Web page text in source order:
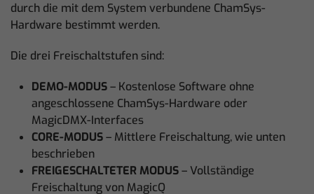
durch die mit dem System verbundene ChamSys-
Hardware bestimmt werden.
Die drei Freischaltstufen sind:
DEMO-MODUS– Kostenlose Software ohne
angeschlossene ChamSys-Hardware oder
MagicDMX-Interfaces
CORE-MODUS– Mittlere Freischaltung, wie unten
beschrieben
FREIGESCHALTETER MODUS– Vollständige
Freischaltung von MagicQ